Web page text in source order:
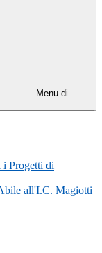
Menu di
i Progetti di
all'I.C. Magiotti